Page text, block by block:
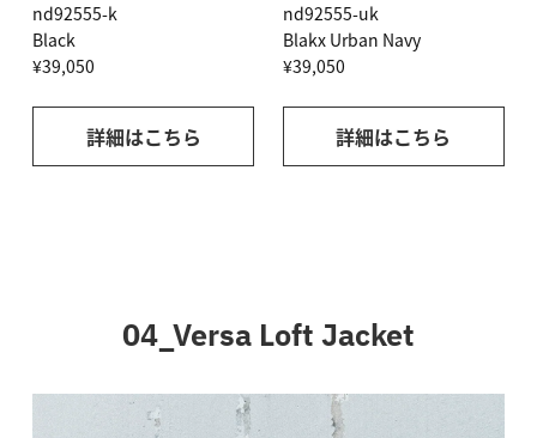
nd92555-k
Black
¥39,050
詳細はこちら
nd92555-uk
Blakx Urban Navy
¥39,050
詳細はこちら
04_Versa Loft Jacket